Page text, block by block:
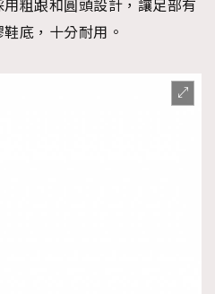
粗跟和圓頭設計，讓足部有
底，十分耐用。